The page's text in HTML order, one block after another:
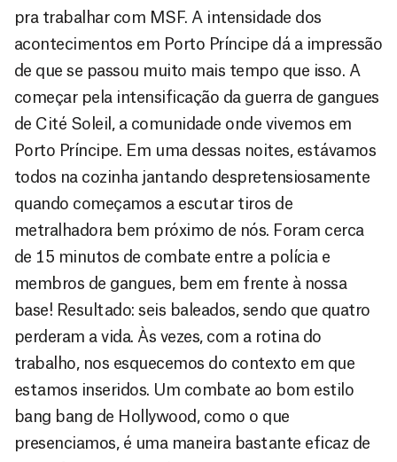
pra trabalhar com MSF. A intensidade dos
acontecimentos em Porto Príncipe dá a impressão
de que se passou muito mais tempo que isso. A
começar pela intensificação da guerra de gangues
de Cité Soleil, a comunidade onde vivemos em
Porto Príncipe. Em uma dessas noites, estávamos
todos na cozinha jantando despretensiosamente
quando começamos a escutar tiros de
metralhadora bem próximo de nós. Foram cerca
de 15 minutos de combate entre a polícia e
membros de gangues, bem em frente à nossa
base! Resultado: seis baleados, sendo que quatro
perderam a vida. Às vezes, com a rotina do
trabalho, nos esquecemos do contexto em que
estamos inseridos. Um combate ao bom estilo
bang bang de Hollywood, como o que
presenciamos, é uma maneira bastante eficaz de